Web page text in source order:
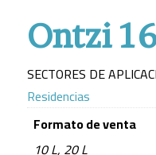
Ontzi
SECTORES DE
Residencias
Formato de venta
10 L, 20 L